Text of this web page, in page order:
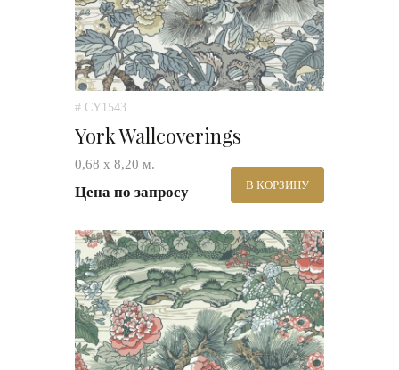
# CY1543
York Wallcoverings
0,68 х 8,20 м.
Цена по запросу В КОРЗИНУ